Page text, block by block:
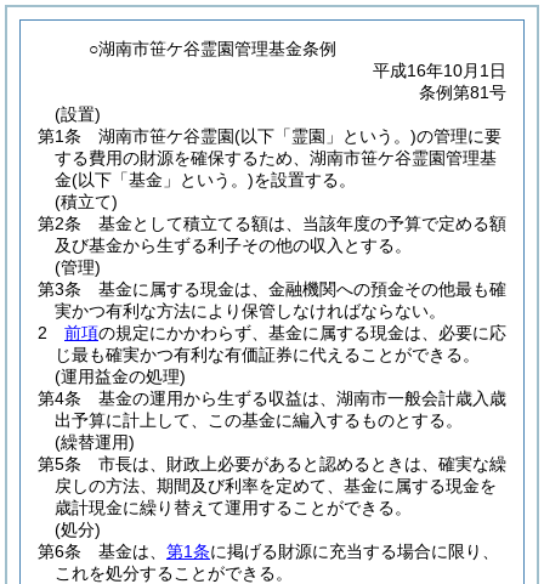
○湖南市笹ケ谷霊園管理基金条例
平成16年10月1日
条例第81号
(設置)
第1条
湖南市笹ケ谷霊園(以下「霊園」という。)の管理に要
する費用の財源を確保するため、湖南市笹ケ谷霊園管理基
金(以下「基金」という。)を設置する。
(積立て)
第2条
基金として積立てる額は、当該年度の予算で定める額
及び基金から生ずる利子その他の収入とする。
(管理)
第3条
基金に属する現金は、金融機関への預金その他最も確
実かつ有利な方法により保管しなければならない。
2
前項の規定にかかわらず、基金に属する現金は、必要に応
じ最も確実かつ有利な有価証券に代えることができる。
(運用益金の処理)
第4条
基金の運用から生ずる収益は、湖南市一般会計歳入歳
出予算に計上して、この基金に編入するものとする。
(繰替運用)
第5条
市長は、財政上必要があると認めるときは、確実な繰
戻しの方法、期間及び利率を定めて、基金に属する現金を
歳計現金に繰り替えて運用することができる。
(処分)
第6条
基金は、 第1条に掲げる財源に充当する場合に限り、
これを処分することができる。